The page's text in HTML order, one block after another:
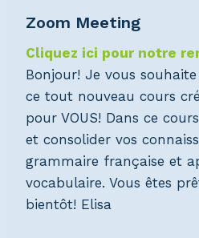
Zoom Meeting
Cliquez ici pour notre
Bonjour! Je vous
ce tout nouveau cours
pour VOUS! Dans ce
et consolider vos
grammaire française et
vocabulaire. Vous êtes
bientôt! Elisa